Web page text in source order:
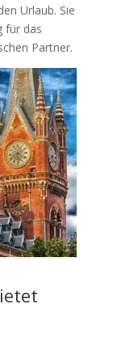
Urlaub. Sie
für das
Partner.